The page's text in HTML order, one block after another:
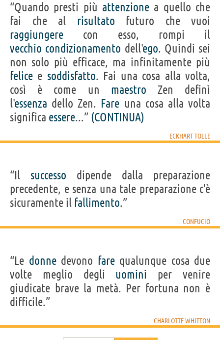
“Quando presti più attenzione a quello che
fai che al risultato futuro che vuoi
raggiungere con esso, rompi il
vecchio condizionamento dell'ego. Quindi sei
non solo più efficace, ma infinitamente più
felice e soddisfatto. Fai una cosa alla volta,
così è come un maestro Zen definì
l'essenza dello Zen. Fare una cosa alla volta
significa essere...” (CONTINUA)
ECKHART TOLLE
“Il successo dipende dalla preparazione
precedente, e senza una tale preparazione c'è
sicuramente il fallimento.”
CONFUCIO
“Le donnedevono farequalunque cosa due
volte meglio degli uomini per venire
giudicate brave la metà. Per fortuna non è
difficile.”
CHARLOTTE WHITTON